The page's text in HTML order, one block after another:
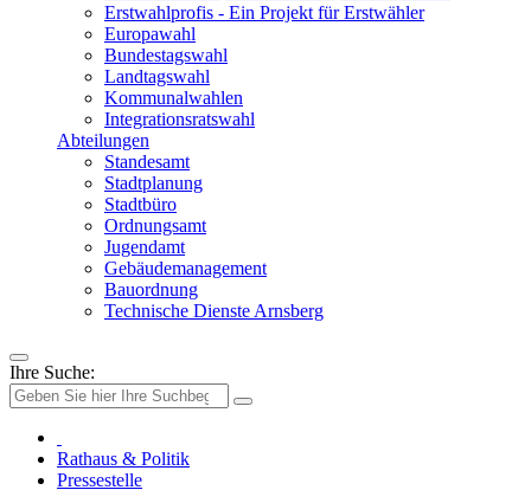
Erstwahlprofis - Ein Projekt für Erstwähler
Europawahl
Bundestagswahl
Landtagswahl
Kommunalwahlen
Integrationsratswahl
Abteilungen
Standesamt
Stadtplanung
Stadtbüro
Ordnungsamt
Jugendamt
Gebäudemanagement
Bauordnung
Technische Dienste Arnsberg
Ihre Suche:
Rathaus & Politik
Pressestelle